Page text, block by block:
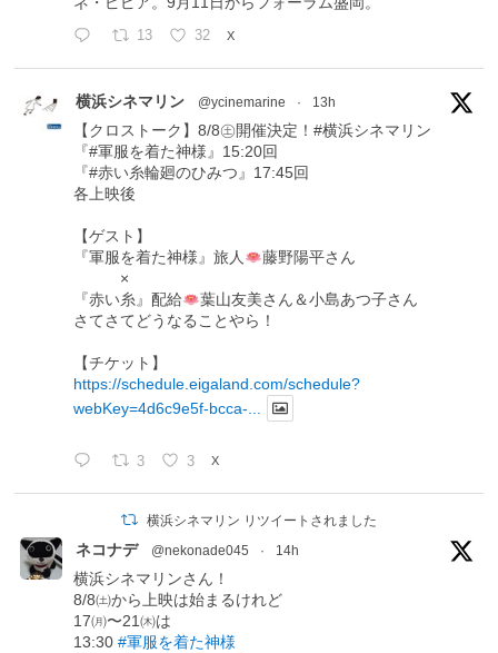
13 32 X
横浜シネマリン @ycinemarine · 13h
【クロストーク】8/8㊏開催決定！#横浜シネマリン
『#軍服を着た神様』15:20回
『#赤い糸輪廻のひみつ』17:45回
各上映後
【ゲスト】
『軍服を着た神様』旅人
藤野陽平さん
×
『赤い糸』配給
葉山友美さん＆小島あつ子さん
さてさてどうなることやら！
【チケット】
https://schedule.eigaland.com/schedule?
webKey=4d6c9e5f-bcca-...
3 3 X
横浜シネマリン リツイートされました
ネコナデ @nekonade045 · 14h
横浜シネマリンさん！
8/8㈯から上映は始まるけれど
17㈪〜21㈭は
13:30#軍服を着た神様